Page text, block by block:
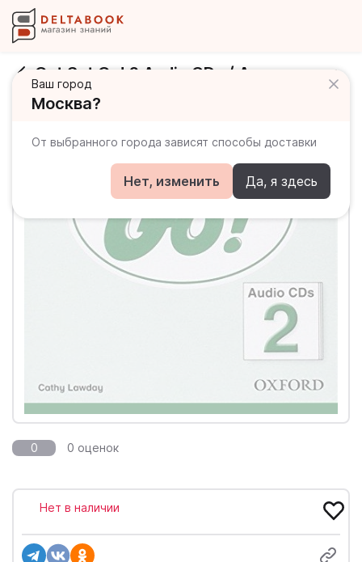
Ваш город
Москва?
От выбранного города зависят способы доставки
Нет, изменить Да, я здесь
Get Set Go! 2 Audio CDs / Аудиодиски
0 0 оценок
Нет в наличии